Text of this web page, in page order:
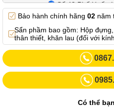
Số 42 Phố Huế -
Showroom 3: Số 87
Số 55 Trần Đăng
Bảo hành chính hãng 02 năm
Sẩn phầm bao gồm: Hộp
thân thiết, khăn lau (đối với
Có thể